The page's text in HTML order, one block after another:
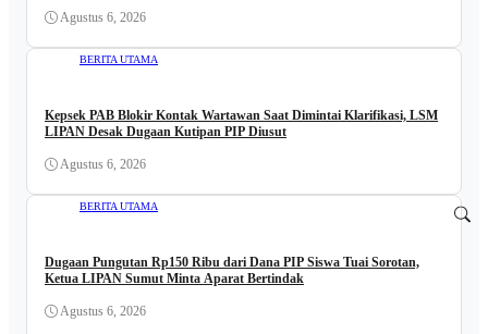
Agustus 6, 2026
BERITA UTAMA
Kepsek PAB Blokir Kontak Wartawan Saat Dimintai Klarifikasi, LSM
LIPAN Desak Dugaan Kutipan PIP Diusut
Agustus 6, 2026
BERITA UTAMA
Dugaan Pungutan Rp150 Ribu dari Dana PIP Siswa Tuai Sorotan,
Ketua LIPAN Sumut Minta Aparat Bertindak
Agustus 6, 2026